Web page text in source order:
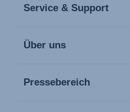
Service & Support
Über uns
Pressebereich